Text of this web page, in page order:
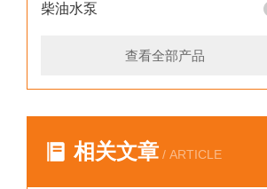
柴油水泵
查看全部产品
相关文章 / ARTICLE